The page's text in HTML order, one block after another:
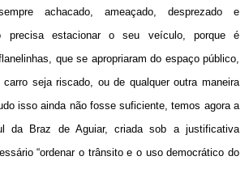
achacado, ameaçado, desprezado e
precisa estacionar o seu veículo, porque é
que se apropriaram do espaço público,
seja riscado, ou de qualquer outra maneira
isso ainda não fosse suficiente, temos agora a
da Braz de Aguiar, criada sob a justificativa
“ordenar o trânsito e o uso democrático do